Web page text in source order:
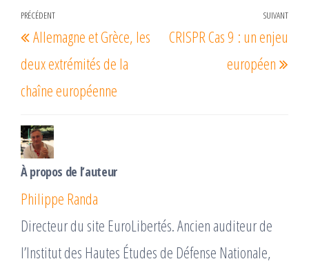
Navigation
de
l’article
Article
précédent
PRÉCÉDENT
Allemagne et Grèce, les
deux extrémités de la
chaîne européenne
SUIVANT
CRISPR Cas 9 : un enjeu
européen
À propos de l’auteur
Philippe Randa
Directeur du site EuroLibertés. Ancien auditeur de
l’Institut des Hautes Études de Défense Nationale,